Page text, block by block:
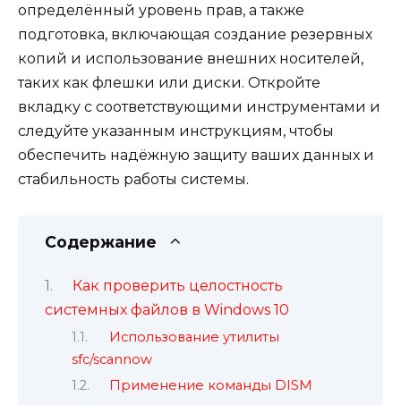
определённый уровень прав, а также
подготовка, включающая создание резервных
копий и использование внешних носителей,
таких как флешки или диски. Откройте
вкладку с соответствующими инструментами и
следуйте указанным инструкциям, чтобы
обеспечить надёжную защиту ваших данных и
стабильность работы системы.
Содержание
Как проверить целостность
системных файлов в Windows 10
Использование утилиты
sfc/scannow
Применение команды DISM